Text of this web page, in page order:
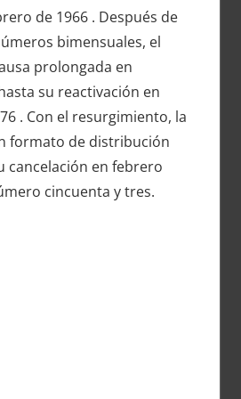
de 1966 . Después de
bimensuales, el
prolongada en
su reactivación en
. Con el resurgimiento, la
formato de distribución
cancelación en febrero
cincuenta y tres.